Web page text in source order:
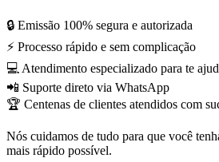
🔒 Emissão 100% segura e autorizada
⚡ Processo rápido e sem complicação
💻 Atendimento especializado para te
📲 Suporte direto via WhatsApp
🏆 Centenas de clientes atendidos com
Nós cuidamos de tudo para que você
mais rápido possível.